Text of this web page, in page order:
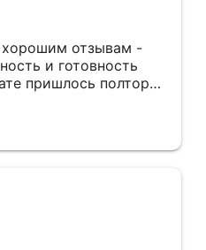
отзывам -
и готовность
пришлось полтора
подъезда, так как
не входит
косяка и
менеджеру
звонок от
и попыток